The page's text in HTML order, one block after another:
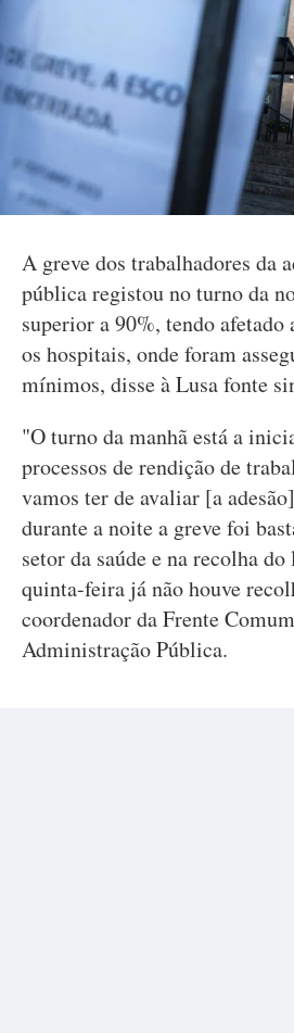
A greve dos trabalhadores da
pública registou no turno da
superior a 90%, tendo
os hospitais, onde foram
mínimos, disse à Lusa fonte
"O turno da manhã está a
processos de rendição de
vamos ter de avaliar [a
durante a noite a greve foi
setor da saúde e na recolha
quinta-feira já não houve
coordenador da Frente
Administração Pública.